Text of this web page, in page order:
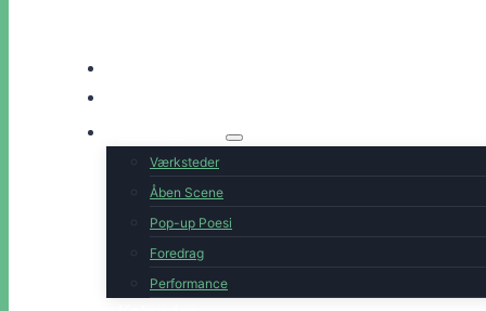
Værksteder
Åben Scene
Pop-up Poesi
Foredrag
Performance